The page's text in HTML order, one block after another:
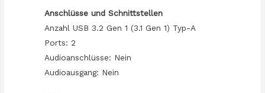
Anschlüsse und Schnittstellen
Anzahl USB 3.2 Gen 1 (3.1 Gen 1) Typ-A
Ports: 2
Audioanschlüsse: Nein
Audioausgang: Nein